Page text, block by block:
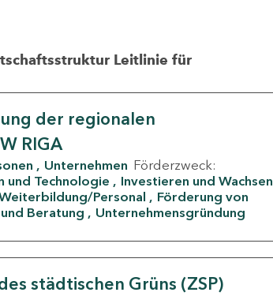
Leitlinie für
der regionalen
RIGA
Unternehmen Förderzweck:
und Technologie
Investieren und Wachsen
Personal
Förderung von
Beratung Unternehmensgründung
städtischen Grüns (ZSP)